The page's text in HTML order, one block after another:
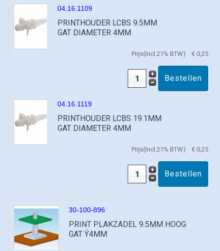
04.16.1109
PRINTHOUDER LCBS 9.5MM
GAT DIAMETER 4MM
Prijs(Incl.21% BTW) € 0,25
04.16.1119
PRINTHOUDER LCBS 19.1MM
GAT DIAMETER 4MM
Prijs(Incl.21% BTW) € 0,25
30-100-896
PRINT PLAKZADEL 9.5MM HOOG
GAT Ý4MM